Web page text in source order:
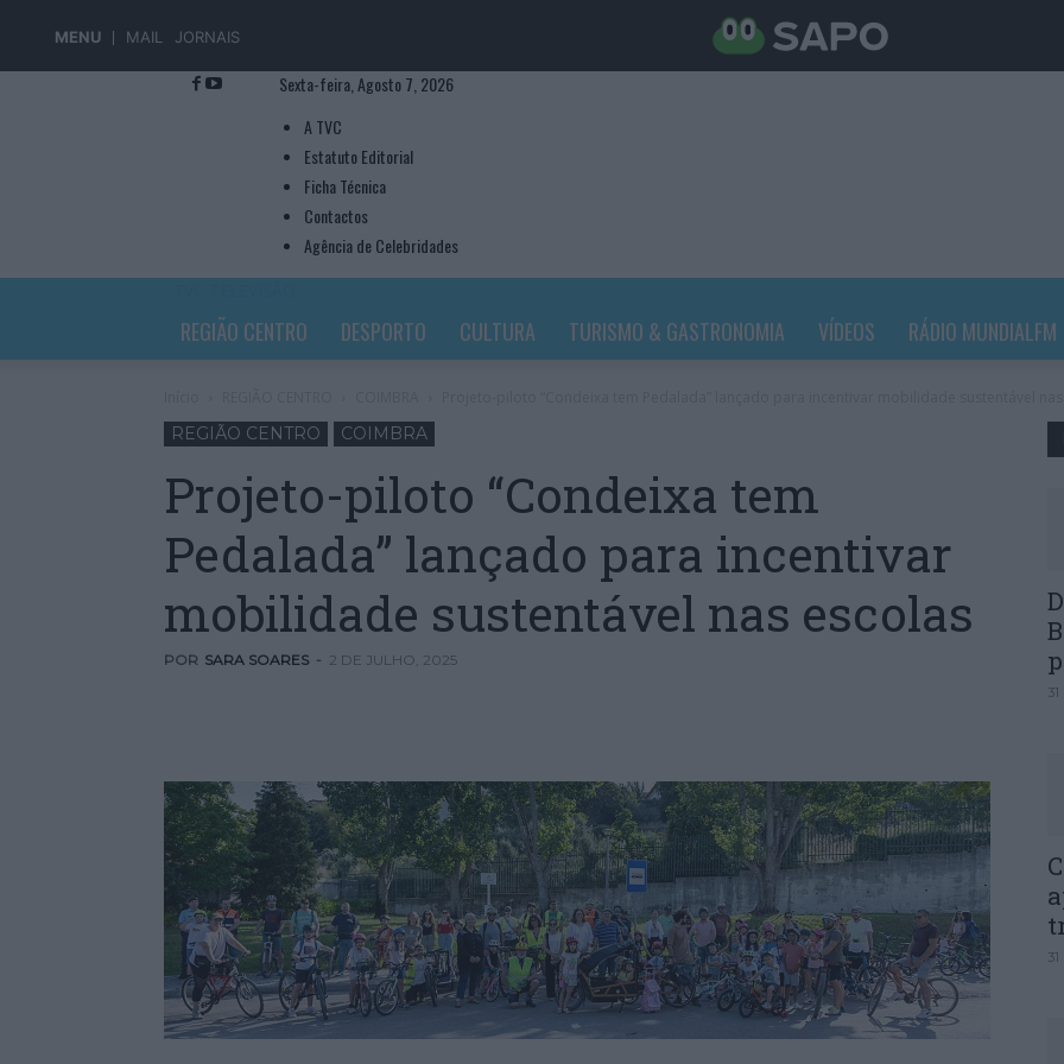
MENU MAIL JORNAIS
Sexta-feira, Agosto 7, 2026
A TVC
Estatuto Editorial
Ficha Técnica
Contactos
Agência de Celebridades
REGIÃO CENTRO DESPORTO CULTURA TURISMO & GASTRONOMIA VÍDEOS RÁDIO MUNDIALFM
REGIÃO CENTRO COIMBRA
Projeto-piloto “Condeixa tem
Pedalada” lançado para incentivar
mobilidade sustentável nas escolas
POR SARA SOARES - 2 DE JULHO, 2025